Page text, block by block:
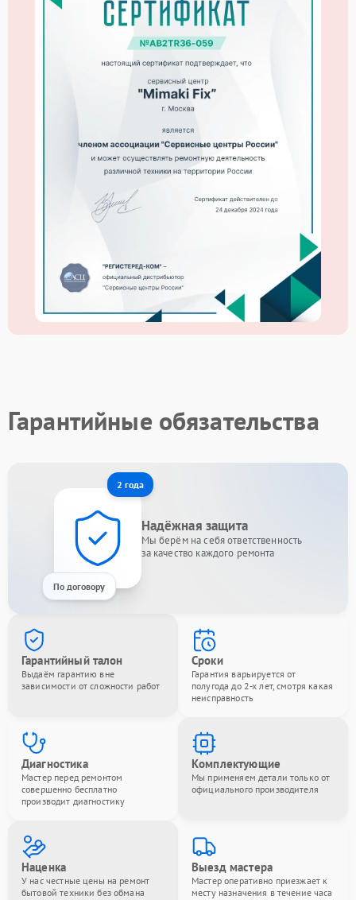
Гарантийные обязательства
2 года
По договору
Надёжная защита
Мы берём на себя ответственность
за качество каждого ремонта
Гарантийный талон
Выдаём гарантию вне
зависимости от сложности работ
Сроки
Гарантия варьируется от
полугода до 2-х лет, смотря какая
неисправность
Диагностика
Мастер перед ремонтом
совершенно бесплатно
производит диагностику
Комплектующие
Мы применяем детали только от
официального производителя
Наценка
У нас честные цены на ремонт
бытовой техники без обмана
Выезд мастера
Мастер оперативно приезжает к
месту назначения в течение часа